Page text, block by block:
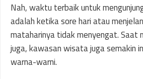
Nah, waktu terbaik untuk
adalah ketika sore hari atau
mataharinya tidak menyengat. Saat
juga, kawasan wisata juga semakin
warna-warni.